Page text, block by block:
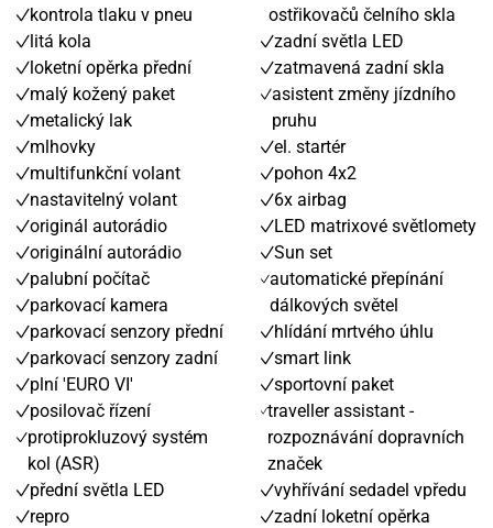
kontrola tlaku v pneu
litá kola
loketní opěrka přední
malý kožený paket
metalický lak
mlhovky
multifunkční volant
nastavitelný volant
originál autorádio
originální autorádio
palubní počítač
parkovací kamera
parkovací senzory přední
parkovací senzory zadní
plní 'EURO VI'
posilovač řízení
protiprokluzový systém
kol (ASR)
přední světla LED
repro
ostřikovačů čelního skla
zadní světla LED
zatmavená zadní skla
asistent změny jízdního
pruhu
el. startér
pohon 4x2
6x airbag
LED matrixové světlomety
Sun set
automatické přepínání
dálkových světel
hlídání mrtvého úhlu
smart link
sportovní paket
traveller assistant -
rozpoznávání dopravních
značek
vyhřívání sedadel vpředu
zadní loketní opěrka